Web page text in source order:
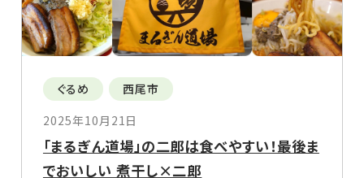
ぐるめ
西尾市
2025年10月21日
「まるぎん道場」の二郎は食べやすい！最後ま
でおいしい 煮干し×二郎